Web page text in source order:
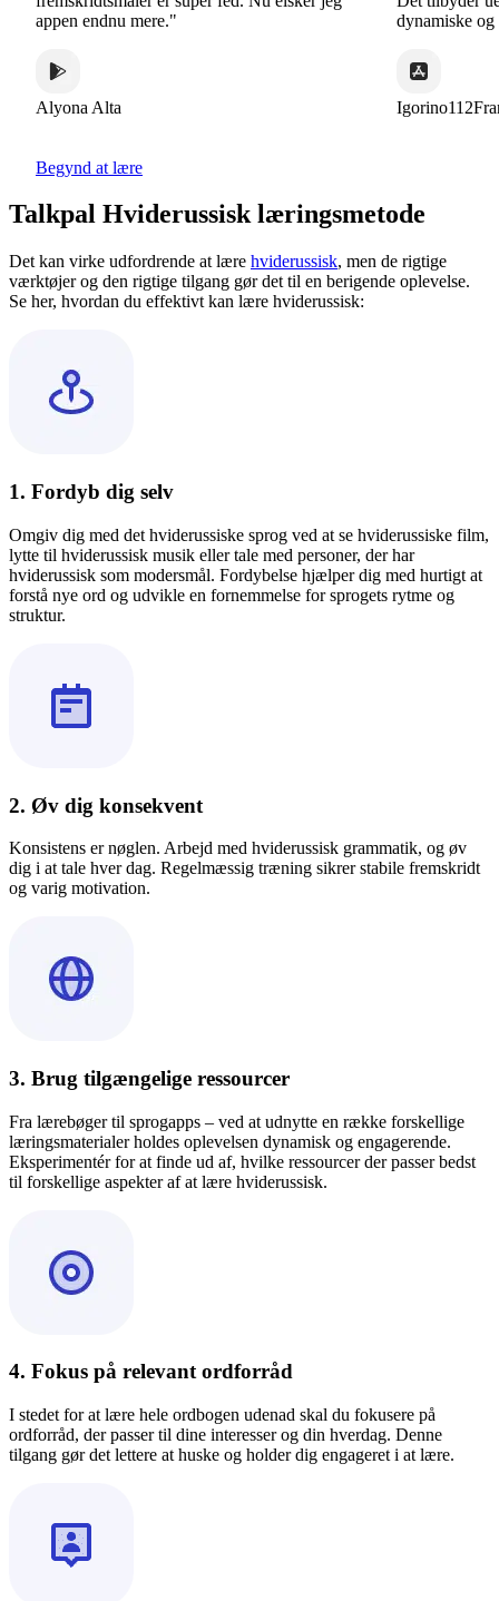
appen endnu mere."
Alyona Alta
dynamiske og
Igorino112France
Begynd at lære
Talkpal Hviderussisk læringsmetode
Det kan virke udfordrende at lære hviderussisk, men de rigtige
værktøjer og den rigtige tilgang gør det til en berigende oplevelse.
Se her, hvordan du effektivt kan lære hviderussisk:
1. Fordyb dig selv
Omgiv dig med det hviderussiske sprog ved at se hviderussiske film,
lytte til hviderussisk musik eller tale med personer, der har
hviderussisk som modersmål. Fordybelse hjælper dig med hurtigt at
forstå nye ord og udvikle en fornemmelse for sprogets rytme og
struktur.
2. Øv dig konsekvent
Konsistens er nøglen. Arbejd med hviderussisk grammatik, og øv
dig i at tale hver dag. Regelmæssig træning sikrer stabile fremskridt
og varig motivation.
3. Brug tilgængelige ressourcer
Fra lærebøger til sprogapps – ved at udnytte en række forskellige
læringsmaterialer holdes oplevelsen dynamisk og engagerende.
Eksperimentér for at finde ud af, hvilke ressourcer der passer bedst
til forskellige aspekter af at lære hviderussisk.
4. Fokus på relevant ordforråd
I stedet for at lære hele ordbogen udenad skal du fokusere på
ordforråd, der passer til dine interesser og din hverdag. Denne
tilgang gør det lettere at huske og holder dig engageret i at lære.